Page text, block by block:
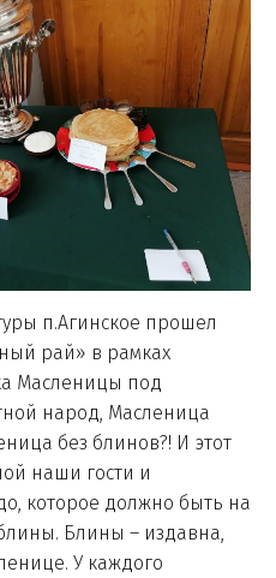
п.Агинское прошел
рай» в рамках
Масленицы под
народ, Масленица
без блинов?! И этот
наши гости и
которое должно быть на
Блины – издавна,
У каждого